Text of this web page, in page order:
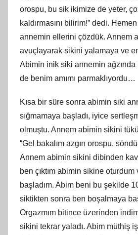
orospu, bu sik ikimize de yeter,
kaldırmasını bilirim!” dedi.
annemin ellerini çözdük. Annem
avuçlayarak sikini yalamaya ve
Abimin inik siki annemin
de benim amımı parmaklıyordu…
Kısa bir süre sonra abimin siki
sığmamaya başladı, iyice
olmuştu. Annem abimin sikini
“Gel bakal ım azgın orospu,
Annem abimin sikini dibinden
ben çıktım abimin sikine
başladım. Abim beni bu şekilde
siktikten sonra ben boşalmaya
Orgazmım bitince üzerinden
sikini tekrar yaladı. Abim müthiş